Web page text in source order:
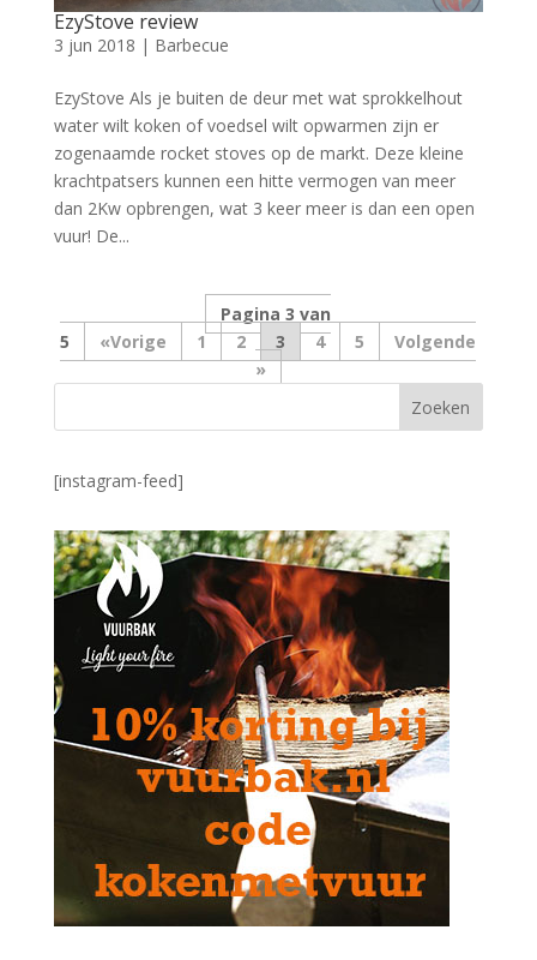
EzyStove review
3 jun 2018 | Barbecue
EzyStove Als je buiten de deur met wat sprokkelhout
water wilt koken of voedsel wilt opwarmen zijn er
zogenaamde rocket stoves op de markt. Deze kleine
krachtpatsers kunnen een hitte vermogen van meer
dan 2Kw opbrengen, wat 3 keer meer is dan een open
vuur! De...
Pagina 3 van
5
« 1 2 3 4
5
»
[instagram-feed]